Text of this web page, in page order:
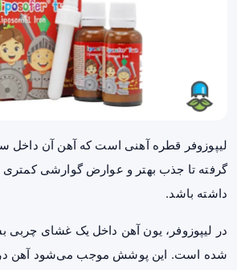
لیپوزوفر قطره آهنی است که آهن آن داخل
گرفته تا جذب بهتر و عوارض گوارشی کمتری
داشته باشد.
در لیپوزوفر، یون آهن داخل یک غشای چربی
شده است. این پوشش موجب می‌شود آهن در